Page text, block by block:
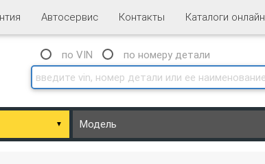
Автосервис Контакты Каталоги онлайн
по VIN
по номеру детали
▼